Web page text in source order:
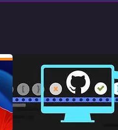
git commit --amend
УРОК 22.
git stash